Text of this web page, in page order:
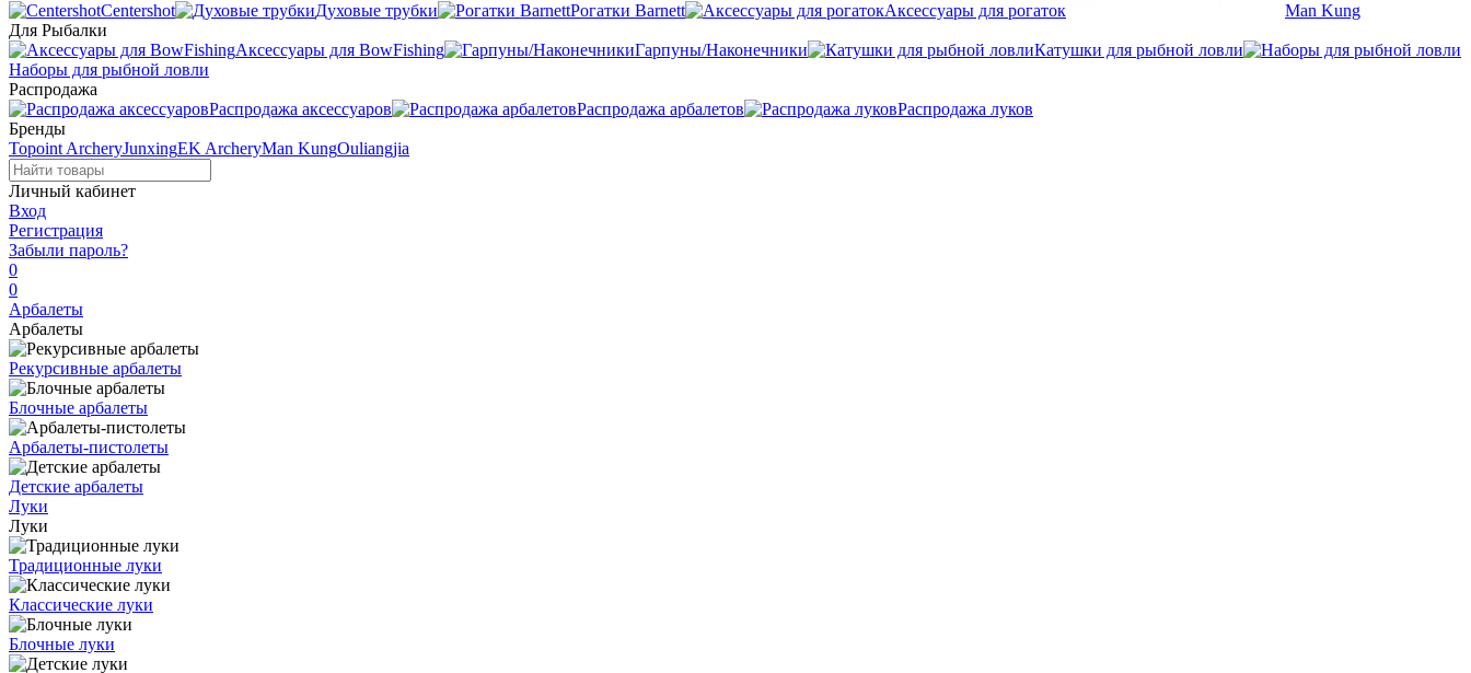
Centershot Духовые трубки Рогатки Barnett Аксессуары для рогаток
Man Kung
Для Рыбалки
Аксессуары для BowFishing
Гарпуны/Наконечники
Катушки для рыбной ловли
Наборы для рыбной ловли
Распродажа
Распродажа аксессуаров
Распродажа арбалетов
Распродажа луков
Бренды
Topoint ArcheryJunxingEK ArcheryMan KungOuliangjia
Личный кабинет
Вход
Регистрация
Забыли пароль?
0
0
Арбалеты
Арбалеты
Рекурсивные арбалеты
Блочные арбалеты
Арбалеты-пистолеты
Детские арбалеты
Луки
Луки
Традиционные луки
Классические луки
Блочные луки